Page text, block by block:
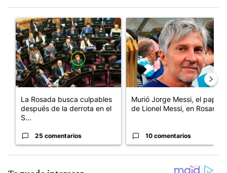
Un artículo de tendencia con el título "La Rosada busca
La Rosada busca culpables
después de la derrota en el
S...
25 comentarios
Un artículo de tendencia con
Murió Jorge Messi, el papá
de Lionel Messi, en Rosario
10 comentarios